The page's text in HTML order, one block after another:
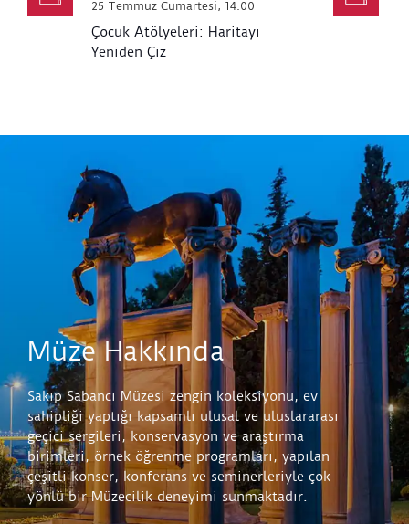
25 Temmuz Cumartesi, 14.00
Çocuk Atölyeleri: Haritayı
Yeniden Çiz
Müze Hakkında
Sakıp Sabancı Müzesi zengin koleksiyonu, ev
sahipliği yaptığı kapsamlı ulusal ve uluslararası
geçici sergileri, konservasyon ve araştırma
birimleri, örnek öğrenme programları, yapılan
çeşitli konser, konferans ve seminerleriyle çok
yönlü bir Müzecilik deneyimi sunmaktadır.